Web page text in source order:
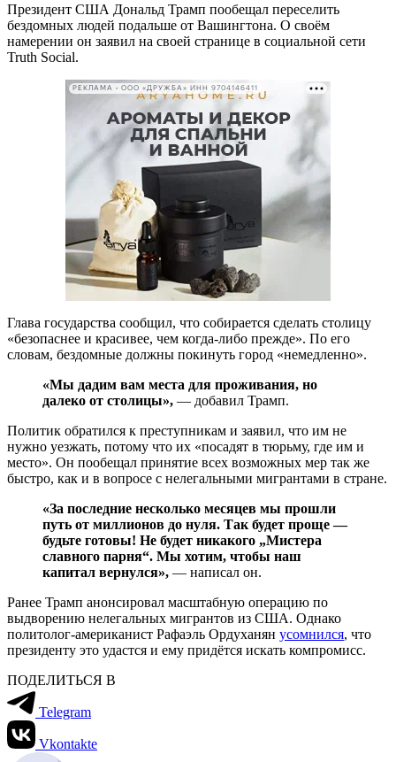
Президент США Дональд Трамп пообещал переселить
бездомных людей подальше от Вашингтона. О своём
намерении он заявил на своей странице в социальной сети
Truth Social.
РЕКЛАМА • ООО «ДРУЖБА» ИНН 9704146411
Глава государства сообщил, что собирается сделать столицу
«безопаснее и красивее, чем когда-либо прежде». По его
словам, бездомные должны покинуть город «немедленно».
«Мы дадим вам места для проживания, но
далеко от столицы», — добавил Трамп.
Политик обратился к преступникам и заявил, что им не
нужно уезжать, потому что их «посадят в тюрьму, где им и
место». Он пообещал принятие всех возможных мер так же
быстро, как и в вопросе с нелегальными мигрантами в стране.
«За последние несколько месяцев мы прошли
путь от миллионов до нуля. Так будет проще —
будьте готовы! Не будет никакого „Мистера
славного парня“. Мы хотим, чтобы наш
капитал вернулся», — написал он.
Ранее Трамп анонсировал масштабную операцию по
выдворению нелегальных мигрантов из США. Однако
политолог-американист Рафаэль Ордуханян усомнился, что
президенту это удастся и ему придётся искать компромисс.
ПОДЕЛИТЬСЯ В
Telegram
Vkontakte